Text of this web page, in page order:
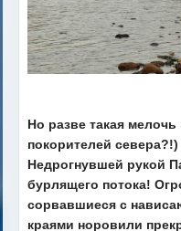
Но разве такая
покорителей севера?!)
Недрогнувшей рукой
бурлящего потока!
сорвавшиеся с
краями норовили